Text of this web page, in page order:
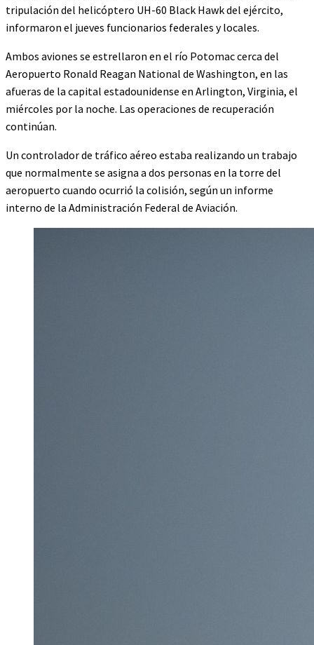
tripulación del helicóptero UH-60 Black Hawk del ejército,
informaron el jueves funcionarios federales y locales.
Ambos aviones se estrellaron en el río Potomac cerca del
Aeropuerto Ronald Reagan National de Washington, en las
afueras de la capital estadounidense en Arlington, Virginia, el
miércoles por la noche. Las operaciones de recuperación
continúan.
Un controlador de tráfico aéreo estaba realizando un trabajo
que normalmente se asigna a dos personas en la torre del
aeropuerto cuando ocurrió la colisión, según un informe
interno de la Administración Federal de Aviación.